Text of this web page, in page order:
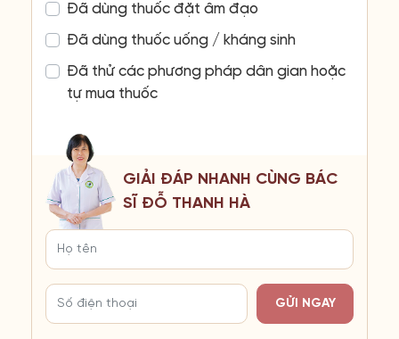
Đã dùng thuốc đặt âm đạo
Đã dùng thuốc uống / kháng sinh
Đã thử các phương pháp dân gian hoặc
tự mua thuốc
GIẢI ĐÁP NHANH CÙNG BÁC
SĨ ĐỖ THANH HÀ
GỬI NGAY